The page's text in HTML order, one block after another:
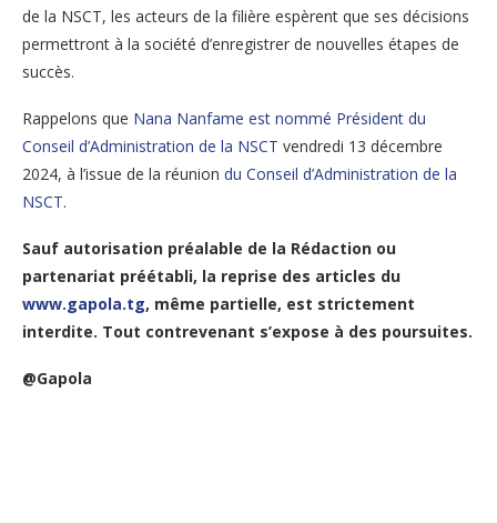
de la NSCT, les acteurs de la filière espèrent que ses décisions
permettront à la société d’enregistrer de nouvelles étapes de
succès.
Rappelons que Nana Nanfame est nommé Président du
Conseil d’Administration de la NSCT vendredi 13 décembre
2024, à l’issue de la réunion du Conseil d’Administration de la
NSCT.
Sauf autorisation préalable de la Rédaction ou
partenariat préétabli, la reprise des articles du
www.gapola.tg, même partielle, est strictement
interdite. Tout contrevenant s’expose à des poursuites.
@Gapola